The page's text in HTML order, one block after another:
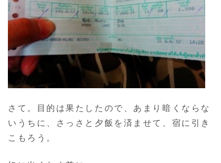
さて。目的は果たしたので、あまり暗くならな
いうちに、さっさと夕飯を済ませて、 宿に引き
こもろう。